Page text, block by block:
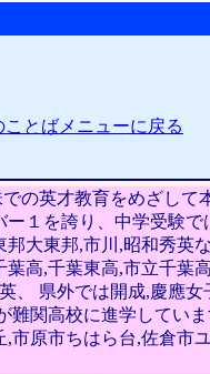
ことばメニューに戻る
の英才教育をめざして
１を誇り、中学受験
大東邦,市川,昭和秀英
高,千葉東高,市立千葉
、 県外では開成,慶應
難関高校に進学してい
市原市ちはら台,佐倉市